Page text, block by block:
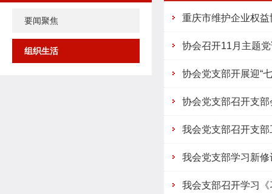
要闻聚焦
组织生活
重庆市维护企业权
协会召开11月主题
协会党支部开展迎“
协会党支部召开支部
我会党支部召开支部
我会党支部学习新
我会支部召开学习